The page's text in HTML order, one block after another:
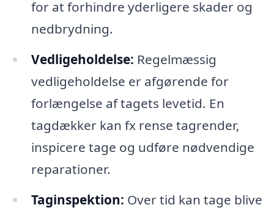
for at forhindre yderligere skader og
nedbrydning.
Vedligeholdelse: Regelmæssig
vedligeholdelse er afgørende for
forlængelse af tagets levetid. En
tagdækker kan fx rense tagrender,
inspicere tage og udføre nødvendige
reparationer.
Taginspektion: Over tid kan tage blive